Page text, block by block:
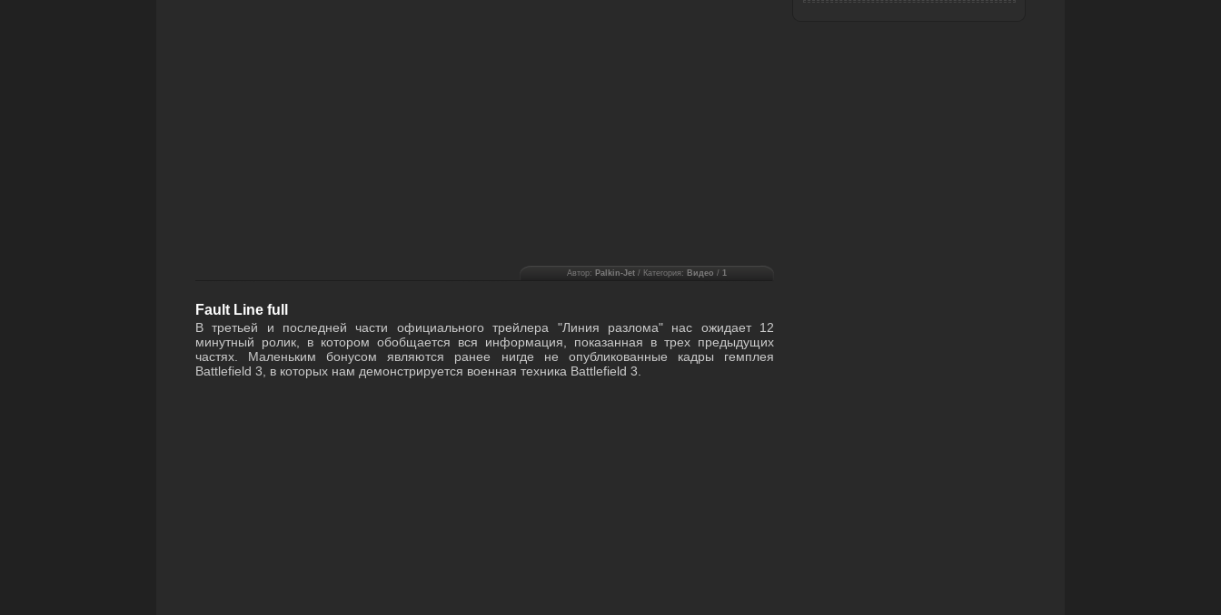
Автор: Palkin-Jet / Категория: Видео / 1
Fault Line full
В третьей и последней части официального трейлера "Линия разлома" нас ожидает 12
минутный ролик, в котором обобщается вся информация, показанная в трех предыдущих
частях. Маленьким бонусом являются ранее нигде не опубликованные кадры гемплея
Battlefield 3, в которых нам демонстрируется военная техника Battlefield 3.